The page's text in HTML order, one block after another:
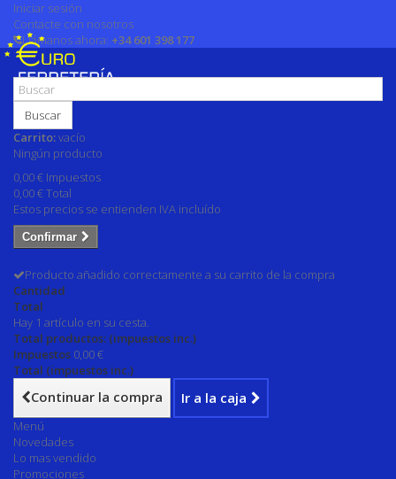
Iniciar sesión
Contacte con nosotros
Llámanos ahora: +34 601 398 177
Buscar
Carrito:vacío
Ningún producto
0,00 € Impuestos
0,00 €Total
Estos precios se entienden IVA incluído
Confirmar
Producto añadido correctamente a su carrito de la compra
Cantidad
Total
Hay 1 artículo en su cesta.
Total productos: (impuestos inc.)
Impuestos 0,00 €
Total (impuestos inc.)
Continuar la compra Ir a la caja
Menú
Novedades
Lo mas vendido
Promociones